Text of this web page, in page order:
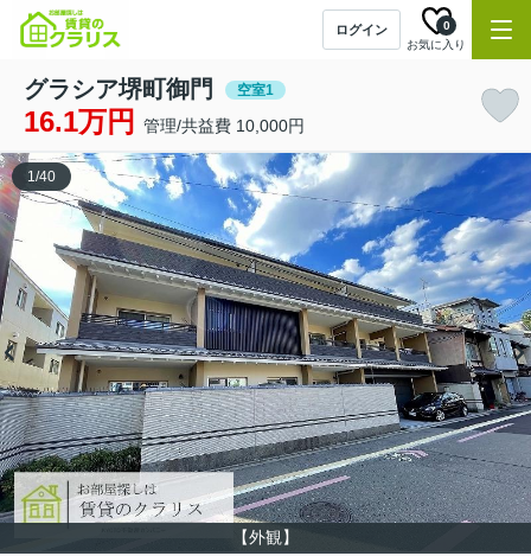
ログイン
お気に入り
0
グラシア堺町御門 空室1
16.1万円 管理/共益費 10,000円
【外観】
1/40